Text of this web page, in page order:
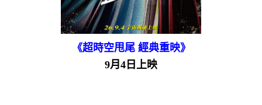
《超時空甩尾 經典重映》
9月4日上映